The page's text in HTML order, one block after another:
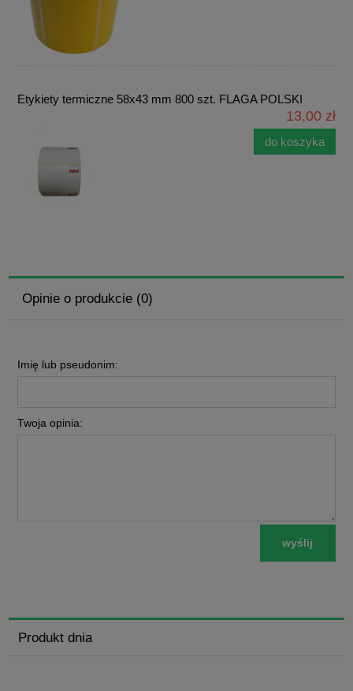
Etykiety termiczne 58x43 mm 800 szt. FLAGA POLSKI
13,00 zł
do koszyka
Opinie o produkcie (0)
Imię lub pseudonim:
Twoja opinia:
wyślij
Produkt dnia